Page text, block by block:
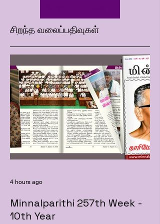
சிறந்த வலைப்பதிவுகள்
Minnalparithi 257th Week -
10th Year
4 hours ago